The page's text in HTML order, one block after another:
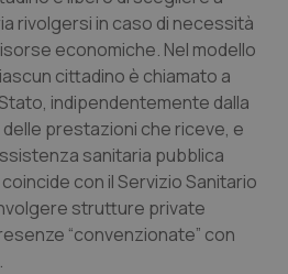
rivolgersi in caso di necessità
economiche. Nel modello
cittadino è chiamato a
indipendentemente dalla
prestazioni che riceve, e
sanitaria pubblica
con il Servizio Sanitario
strutture private
“convenzionate” con